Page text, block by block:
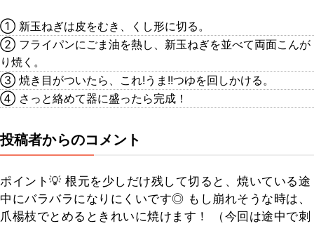
① 新玉ねぎは皮をむき、くし形に切る。
② フライパンにごま油を熱し、新玉ねぎを並べて両面こんが
り焼く。
③ 焼き目がついたら、これ!うま!!つゆを回しかける。
④ さっと絡めて器に盛ったら完成！
投稿者からのコメント
ポイント💡 根元を少しだけ残して切ると、焼いている途
中にバラバラになりにくいです◎ もし崩れそうな時は、
爪楊枝でとめるときれいに焼けます！ （今回は途中で刺